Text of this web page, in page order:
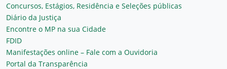
Concursos, Estágios, Residência e Seleções públicas
Diário da Justiça
Encontre o MP na sua Cidade
FDID
Manifestações online – Fale com a Ouvidoria
Portal da Transparência